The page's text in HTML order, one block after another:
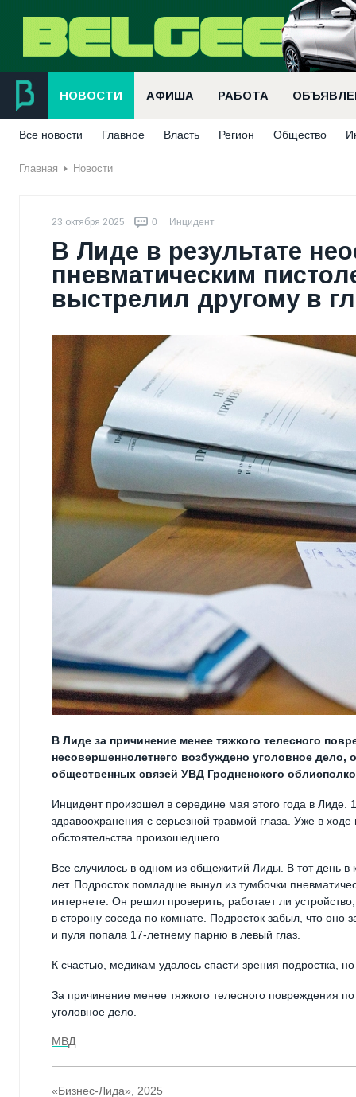
НОВОСТИ АФИША РАБОТА
Все новости Главное Власть Регион Общество
Главная Новости
23 октября 2025 0 Инцидент
В Лиде в результате
пневматическим
выстрелил другому в
В Лиде за причинение менее тяжкого телесного
несовершеннолетнего возбуждено уголовное
общественных связей УВД Гродненского
Инцидент произошел в середине мая этого года в Лиде.
здравоохранения с серьезной травмой глаза. Уже в
обстоятельства произошедшего.
Все случилось в одном из общежитий Лиды. В тот день
лет. Подросток помладше вынул из тумбочки
интернете. Он решил проверить, работает ли
в сторону соседа по комнате. Подросток забыл, что
и пуля попала 17-летнему парню в левый глаз.
К счастью, медикам удалось спасти зрения подростка,
За причинение менее тяжкого телесного повреждения
уголовное дело.
МВД
«Бизнес-Лида», 2025